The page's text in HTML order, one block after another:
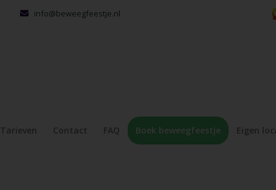
info@beweegfeestje.nl
Tarieven Contact FAQ Boek beweegfeestje Eigen